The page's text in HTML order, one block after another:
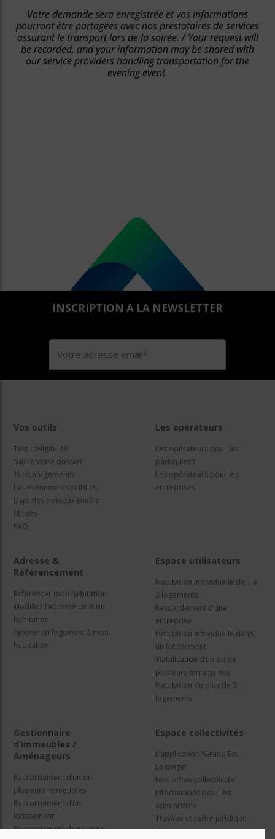
Votre demande sera enregistrée et vos informations
pourront être partagées avec nos prestataires de services
assurant le transport lors de la soirée. / Your request will
be recorded, and your information may be shared with
our service providers handling transportation for the
evening event.
INSCRIPTION A LA NEWSLETTER
Vos outils
Test d’éligibilité
Suivre votre dossier
Téléchargements
Les évènements publics
Liste des poteaux Enedis
utilisés
FAQ
Les opérateurs
Les opérateurs pour les
particuliers
Les opérateurs pour les
entreprises
Adresse &
Référencement
Référencer mon habitation
Modifier l’adresse de mon
habitation
Ajouter un logement à mon
habitation
Espace utilisateurs
Habitation individuelle de 1 à
3 logements
Raccordement d’une
entreprise
Habitation individuelle dans
un lotissement
Viabilisation d’un ou de
plusieurs terrains nus
Habitation de plus de 3
logements
Gestionnaire
d’immeubles /
Aménageurs
Raccordement d’un ou
plusieurs immeubles
Raccordement d’un
lotissement
Raccordement d’une zone
Espace collectivités
L’application “Grand Est
Losange”
Nos offres collectivités
Informations pour les
administrés
Travaux et cadre juridique
Nos services